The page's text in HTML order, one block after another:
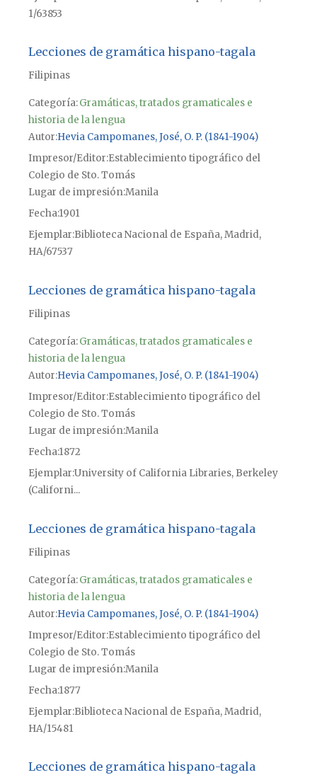
1/63853
Lecciones de gramática hispano-tagala
Filipinas
Categoría:Gramáticas, tratados gramaticales e
historia de la lengua
Autor Hevia Campomanes, José, O. P. (1841-1904)
Impresor/Editor Establecimiento tipográfico del
Colegio de Sto. Tomás
Lugar de impresiónManila
Fecha1901
Ejemplar Biblioteca Nacional de España, Madrid,
HA/67537
Lecciones de gramática hispano-tagala
Filipinas
Categoría:Gramáticas, tratados gramaticales e
historia de la lengua
Autor Hevia Campomanes, José, O. P. (1841-1904)
Impresor/Editor Establecimiento tipográfico del
Colegio de Sto. Tomás
Lugar de impresiónManila
Fecha1872
Ejemplar University of California Libraries, Berkeley
(Californi...
Lecciones de gramática hispano-tagala
Filipinas
Categoría:Gramáticas, tratados gramaticales e
historia de la lengua
Autor Hevia Campomanes, José, O. P. (1841-1904)
Impresor/Editor Establecimiento tipográfico del
Colegio de Sto. Tomás
Lugar de impresiónManila
Fecha1877
Ejemplar Biblioteca Nacional de España, Madrid,
HA/15481
Lecciones de gramática hispano-tagala